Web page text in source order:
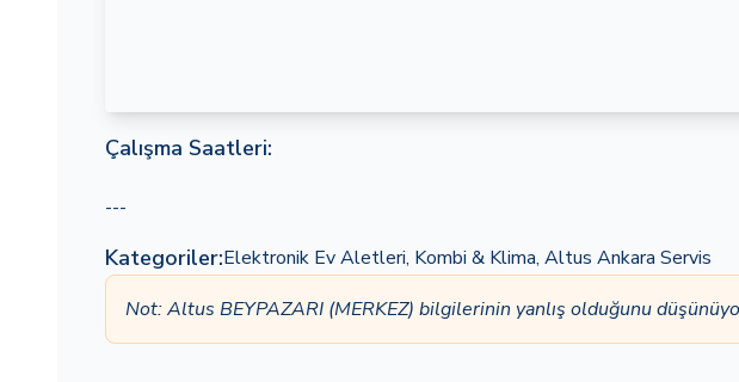
Çalışma Saatleri:
---
Kategoriler:Elektronik Ev Aletleri, Kombi & Klima, Altus Ankara Servis
Not: Altus BEYPAZARI (MERKEZ) bilgilerinin yanlış olduğunu